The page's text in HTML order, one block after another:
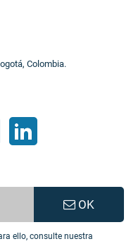
Colombia.
Instagram
OK
ello, consulte nuestra